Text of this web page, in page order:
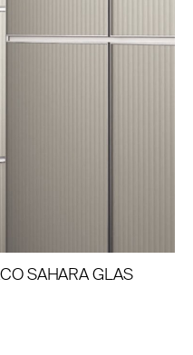
SAHARA GLAS